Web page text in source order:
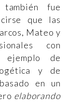
fue
que las
Mateo y
con
ejemplo de
y de
en un
elaborando